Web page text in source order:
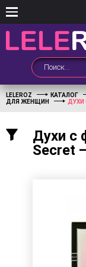
LELEROZ КАТАЛОГ
ДЛЯ ЖЕНЩИН
ДУХИ
Духи с
Secret